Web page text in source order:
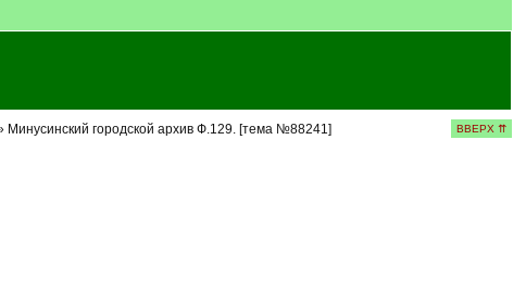
Минусинский городской архив Ф.129. [тема №88241] ВВЕРХ ⇈